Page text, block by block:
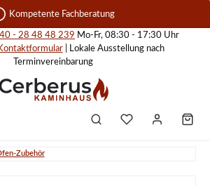
Kompetente Fachberatung
- 28 48 48 239 Mo-Fr, 08:30 - 17:30 Uhr
| Lokale Ausstellung nach
Terminvereinbarung
Zubehör